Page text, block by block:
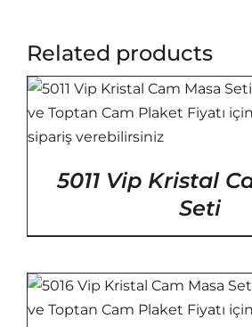
Related products
5011 Vip Kristal
Seti